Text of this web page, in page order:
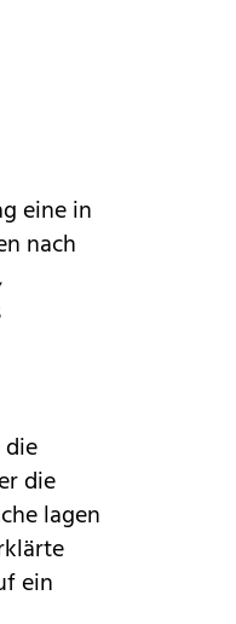
eine in
nach
die
lagen
ein